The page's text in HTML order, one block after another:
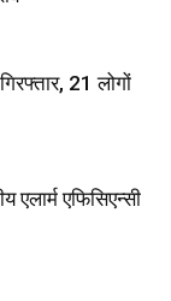
21 लोगों
एलार्म एफिसिएन्सी